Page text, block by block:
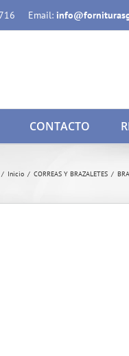
Email:
CONTACTO
/ Inicio / CORREAS Y BRAZALETES /